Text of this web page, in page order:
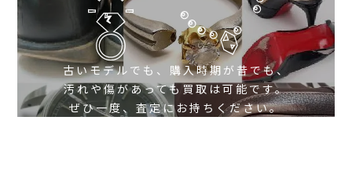
古いモデルでも、購入時期が昔でも、
汚れや傷があっても買取は可能です。
ぜひ一度、査定にお持ちください。